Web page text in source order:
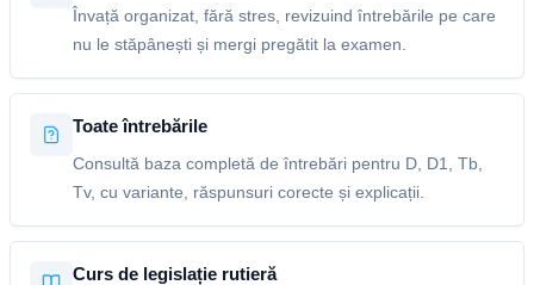
Învață organizat, fără stres, revizuind întrebările pe care
nu le stăpânești și mergi pregătit la examen.
Toate întrebările
Consultă baza completă de întrebări pentru D, D1, Tb,
Tv, cu variante, răspunsuri corecte și explicații.
Curs de legislație rutieră